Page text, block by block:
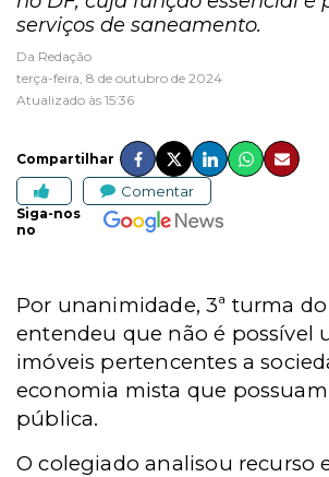
serviços de saneamento.
Da Redação
terça-feira, 8 de outubro de 2024
Atualizado às 15:36
Compartilhar
Comentar
Siga-nos
no
Por unanimidade, 3ª turma do
entendeu que não é possível
imóveis pertencentes a
economia mista que
pública.
O colegiado analisou recurso